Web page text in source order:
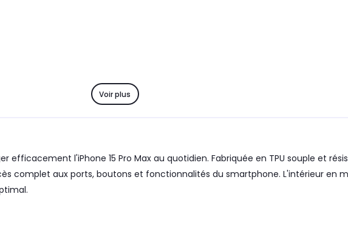
Voir plus
l'iPhone 15 Pro Max au quotidien. Fabriquée en TPU souple et
complet aux ports, boutons et fonctionnalités du smartphone. L'intérieur en